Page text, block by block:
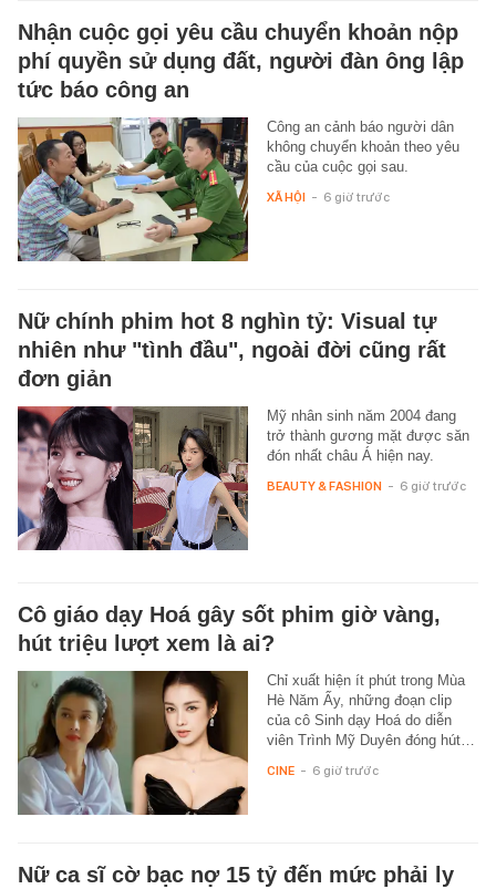
Nhận cuộc gọi yêu cầu chuyển khoản nộp
phí quyền sử dụng đất, người đàn ông lập
tức báo công an
Công an cảnh báo người dân
không chuyển khoản theo yêu
cầu của cuộc gọi sau.
XÃ HỘI - 6 giờ trước
Nữ chính phim hot 8 nghìn tỷ: Visual tự
nhiên như "tình đầu", ngoài đời cũng rất
đơn giản
Mỹ nhân sinh năm 2004 đang
trở thành gương mặt được săn
đón nhất châu Á hiện nay.
BEAUTY & FASHION - 6 giờ trước
Cô giáo dạy Hoá gây sốt phim giờ vàng,
hút triệu lượt xem là ai?
Chỉ xuất hiện ít phút trong Mùa
Hè Năm Ấy, những đoạn clip
của cô Sinh dạy Hoá do diễn
viên Trình Mỹ Duyên đóng hút…
CINE - 6 giờ trước
Nữ ca sĩ cờ bạc nợ 15 tỷ đến mức phải ly